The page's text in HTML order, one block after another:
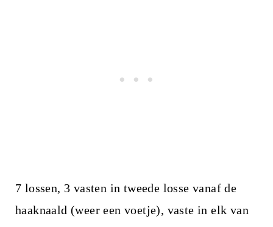
7 lossen, 3 vasten in tweede losse vanaf de
haaknaald (weer een voetje), vaste in elk van